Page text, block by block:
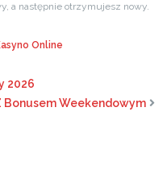
a następnie otrzymujesz nowy.
Online
2026
Bonusem Weekendowym